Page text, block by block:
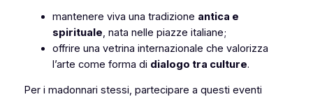
mantenere viva una tradizione antica e
spirituale, nata nelle piazze italiane;
offrire una vetrina internazionale che valorizza
l’arte come forma di dialogo tra culture.
Per i madonnari stessi, partecipare a questi eventi